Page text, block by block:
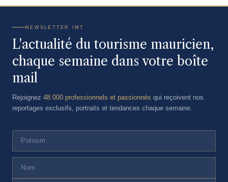
NEWSLETTER IMT
L'actualité du tourisme mauricien,
chaque semaine dans votre boîte
mail
Rejoignez 48 000 professionnels et passionnés qui reçoivent nos
reportages exclusifs, portraits et tendances chaque semaine.